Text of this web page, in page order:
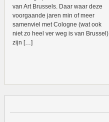
van Art Brussels. Daar waar deze
voorgaande jaren min of meer
samenviel met Cologne (wat ook
niet zo heel ver weg is van Brussel)
zijn […]